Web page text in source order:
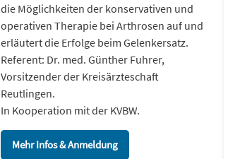
die Möglichkeiten der konservativen und
operativen Therapie bei Arthrosen auf und
erläutert die Erfolge beim Gelenkersatz.
Referent: Dr. med. Günther Fuhrer,
Vorsitzender der Kreisärzteschaft
Reutlingen.
In Kooperation mit der KVBW.
Mehr Infos & Anmeldung